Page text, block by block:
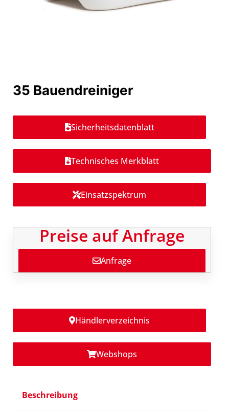
35 Bauendreiniger
Sicherheitsdatenblatt
Technisches Merkblatt
Einsatzspektrum
Preise auf Anfrage
Anfrage
Händlerverzeichnis
Webshops
Beschreibung